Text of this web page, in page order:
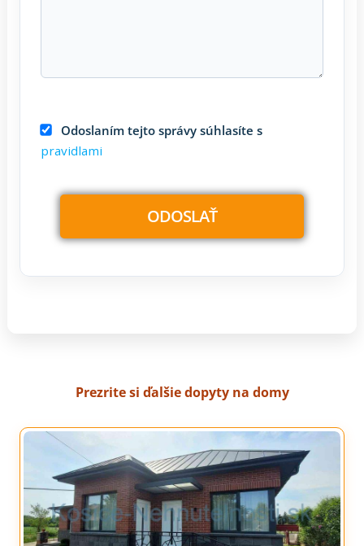
Odoslaním tejto správy súhlasíte s
pravidlami
Prezrite si ďalšie dopyty na domy